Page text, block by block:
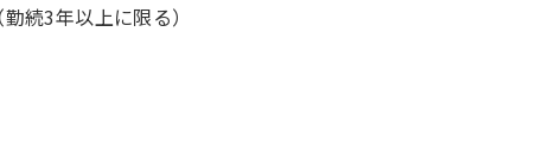
続3年以上に限る）